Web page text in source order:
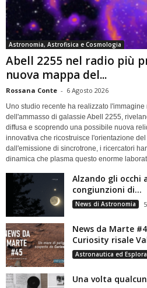
Astronomia, Astrofisica e Cosmologia
Abell 2255 nel radio più
nuova mappa del...
Rossana Conte - 6 Agosto 2026
Uno studio recente ha realizzato
dell'ammasso di galassie Abell 2255,
diffusa e scoprendo una possibile nuova
innovativa che ricostruisce l'orientazione
dall'emissione di sincrotrone, i ricercatori
dinamica che plasma questo enorme
Alzando gli occhi
congiunzioni di...
News di Astronomia
News da Marte
Curiosity risale
Astronautica ed
Una volta